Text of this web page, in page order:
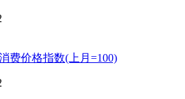
费价格指数(上月=100)